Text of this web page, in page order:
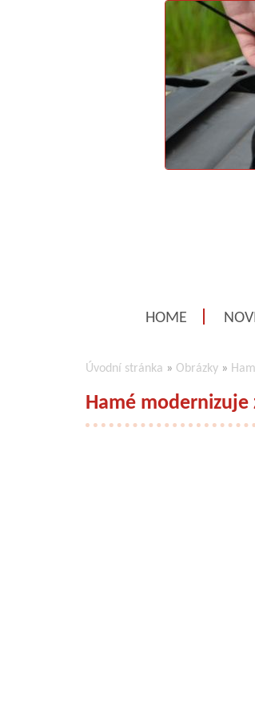
HOME
Úvodní stránka » Obrázky »
Hamé modernizuje